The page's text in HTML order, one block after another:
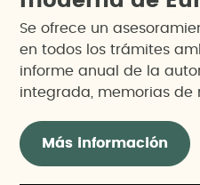
Se ofrece un
en todos los trámites
informe anual de la
integrada, memorias de
Más información